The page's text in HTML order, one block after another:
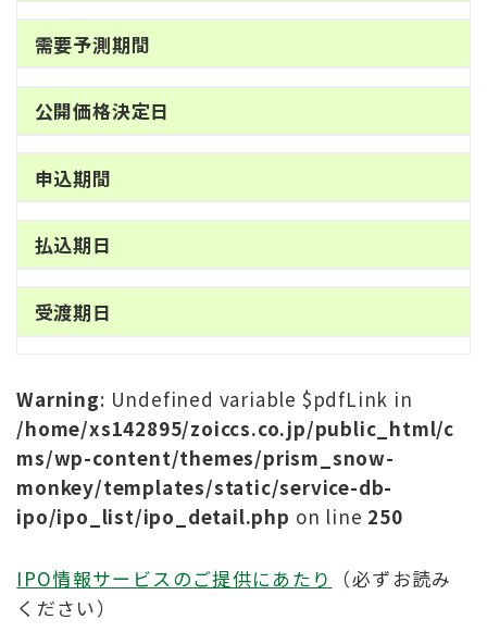
需要予測期間
公開価格決定日
申込期間
払込期日
受渡期日
Warning: Undefined variable $pdfLink in
/home/xs142895/zoiccs.co.jp/public_html/c
ms/wp-content/themes/prism_snow-
monkey/templates/static/service-db-
ipo/ipo_list/ipo_detail.php on line 250
IPO情報サービスのご提供にあたり （必ずお読み
ください）